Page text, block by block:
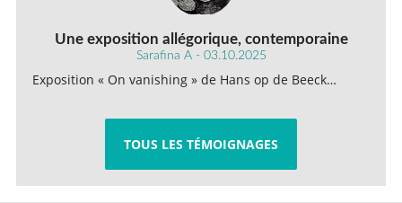
Une exposition allégorique, contemporaine
Sarafina A - 03.10.2025
Exposition « On vanishing » de Hans op de Beeck…
TOUS LES TÉMOIGNAGES